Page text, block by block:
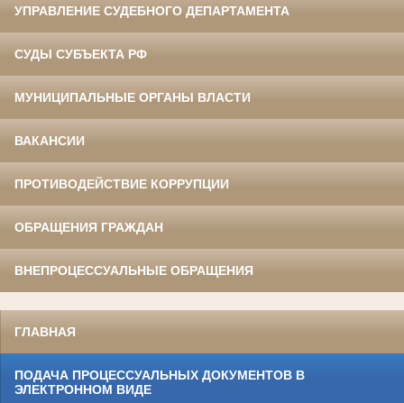
УПРАВЛЕНИЕ СУДЕБНОГО ДЕПАРТАМЕНТА
СУДЫ СУБЪЕКТА РФ
МУНИЦИПАЛЬНЫЕ ОРГАНЫ ВЛАСТИ
ВАКАНСИИ
ПРОТИВОДЕЙСТВИЕ КОРРУПЦИИ
ОБРАЩЕНИЯ ГРАЖДАН
ВНЕПРОЦЕССУАЛЬНЫЕ ОБРАЩЕНИЯ
ГЛАВНАЯ
ПОДАЧА ПРОЦЕССУАЛЬНЫХ ДОКУМЕНТОВ В
ЭЛЕКТРОННОМ ВИДЕ